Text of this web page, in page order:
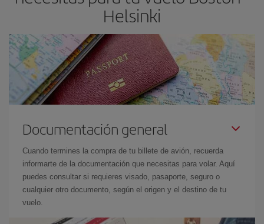
Helsinki
Documentación general
Cuando termines la compra de tu billete de avión, recuerda
informarte de la documentación que necesitas para volar. Aquí
puedes consultar si requieres visado, pasaporte, seguro o
cualquier otro documento, según el origen y el destino de tu
vuelo.